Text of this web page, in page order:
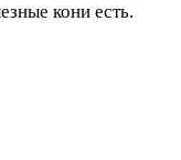
кони есть.